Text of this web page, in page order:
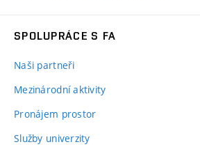
SPOLUPRÁCE S FA
Naši partneři
Mezinárodní aktivity
Pronájem prostor
Služby univerzity